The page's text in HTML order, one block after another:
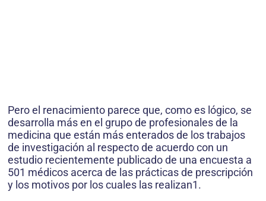
Pero el renacimiento parece que, como es lógico, se
desarrolla más en el grupo de profesionales de la
medicina que están más enterados de los trabajos
de investigación al respecto de acuerdo con un
estudio recientemente publicado de una encuesta a
501 médicos acerca de las prácticas de prescripción
y los motivos por los cuales las realizan1.